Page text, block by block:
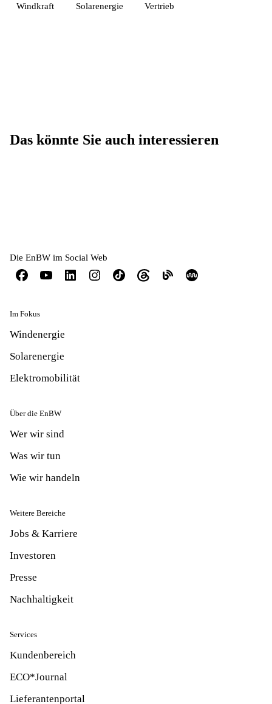
Windkraft Solarenergie Vertrieb
Das könnte Sie auch interessieren
Die EnBW im Social Web
Im Fokus
Windenergie
Solarenergie
Elektromobilität
Über die EnBW
Wer wir sind
Was wir tun
Wie wir handeln
Weitere Bereiche
Jobs & Karriere
Investoren
Presse
Nachhaltigkeit
Services
Kundenbereich
ECO*Journal
Lieferantenportal